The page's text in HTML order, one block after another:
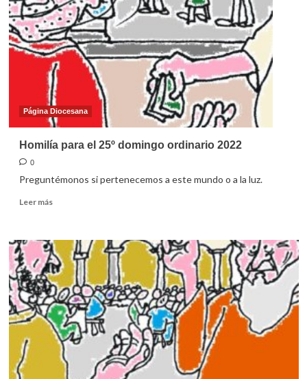
domingo
ordinario
2022
Página Diocesana
Homilía para el 25º domingo ordinario 2022
0
Preguntémonos si pertenecemos a este mundo o a la luz.
Leer másLeer
Homilía
para
el
25º
domingo
ordinario
2022